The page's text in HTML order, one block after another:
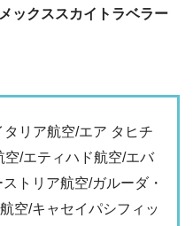
ックススカイトラベラー
リア航空/エア タヒチ
空/エティハド航空/エバ
トリア航空/ガルーダ・
空/キャセイパシフィッ